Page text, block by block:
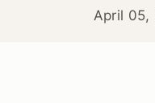
April 05,